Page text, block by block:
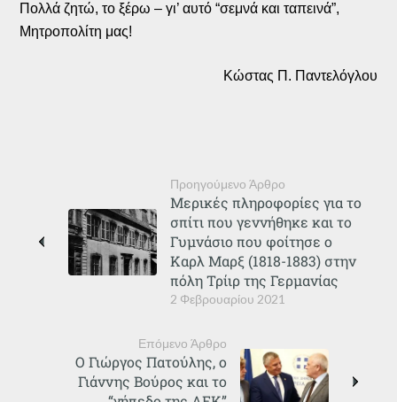
Πολλά ζητώ, το ξέρω – γι’ αυτό “σεμνά και ταπεινά”,
Μητροπολίτη μας!
Κώστας Π. Παντελόγλου
Προηγούμενο Άρθρο
2 Φεβρουαρίου 2021
Μερικές πληροφορίες για το
σπίτι που γεννήθηκε και το
Γυμνάσιο που φοίτησε ο
Καρλ Μαρξ (1818-1883) στην
πόλη Τρίιρ της Γερμανίας
Επόμενο Άρθρο
Ο Γιώργος Πατούλης, ο
Γιάννης Βούρος και το